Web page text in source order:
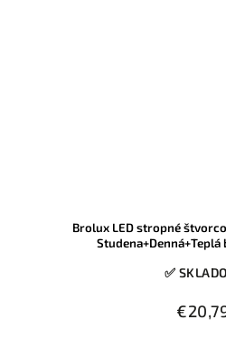
Brolux LED stropné
Studena+Denná+Teplá
✅